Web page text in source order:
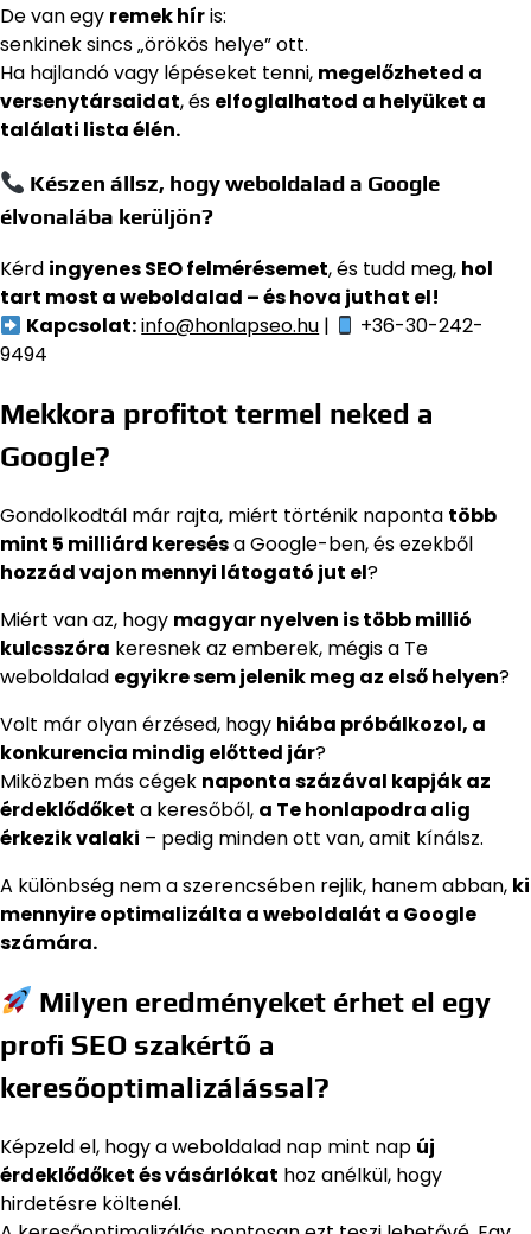
De van egy remek híris:
senkinek sincs „örökös helye” ott.
Ha hajlandó vagy lépéseket tenni, megelőzheted a
versenytársaidat, és elfoglalhatod a helyüket a
találati lista élén.
Készen állsz, hogy weboldalad a Google
élvonalába kerüljön?
Kérd ingyenes SEO felmérésemet, és tudd meg, hol
tart most a weboldalad – és hova juthat el!
Kapcsolat:info@honlapseo.hu |
+36-30-242-
9494
Mekkora profitot termel neked a
Google?
Gondolkodtál már rajta, miért történik naponta több
mint 5 milliárd keresésa Google-ben, és ezekből
hozzád vajon mennyi látogató jut el?
Miért van az, hogy magyar nyelven is több millió
kulcsszóra keresnek az emberek, mégis a Te
weboldalad egyikre sem jelenik meg az első helyen?
Volt már olyan érzésed, hogy hiába próbálkozol, a
konkurencia mindig előtted jár?
Miközben más cégek naponta százával kapják az
érdeklődőket a keresőből, a Te honlapodra alig
érkezik valaki – pedig minden ott van, amit kínálsz.
A különbség nem a szerencsében rejlik, hanem abban, ki
mennyire optimalizálta a weboldalát a Google
számára.
Milyen eredményeket érhet el egy
profi SEO szakértő a
keresőoptimalizálással?
Képzeld el, hogy a weboldalad nap mint nap új
érdeklődőket és vásárlókat hoz anélkül, hogy
hirdetésre költenél.